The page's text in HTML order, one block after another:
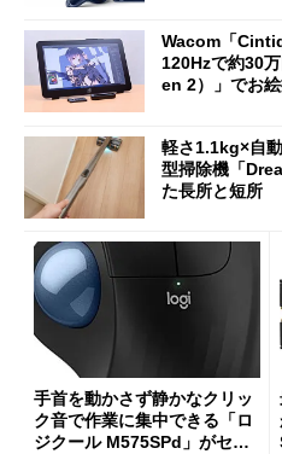
Wacom「
120Hzで約30
en 2）」でお
軽さ1.1kg×自
型掃除機「
た長所と短所
手首を動かさず静かなクリッ
ク音で作業に集中できる「ロ
ジクール M575SPd」がセー